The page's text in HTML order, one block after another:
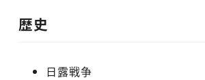
歴史
日露戦争